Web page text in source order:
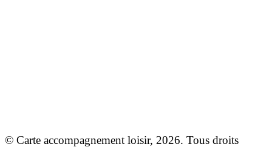
© Carte accompagnement loisir, 2026. Tous droits